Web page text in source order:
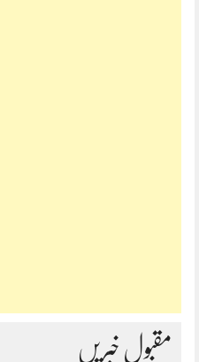
مقبول خبریں